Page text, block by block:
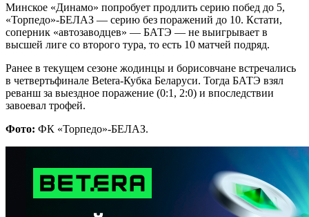
Минское «Динамо» попробует продлить серию побед до 5,
«Торпедо»-БЕЛАЗ — серию без поражений до 10. Кстати,
соперник «автозаводцев» — БАТЭ — не выигрывает в
высшей лиге со второго тура, то есть 10 матчей подряд.
Ранее в текущем сезоне жодинцы и борисовчане встречались
в четвертьфинале Betera-Кубка Беларуси. Тогда БАТЭ взял
реванш за выездное поражение (0:1, 2:0) и впоследствии
завоевал трофей.
Фото: ФК «Торпедо»-БЕЛАЗ.